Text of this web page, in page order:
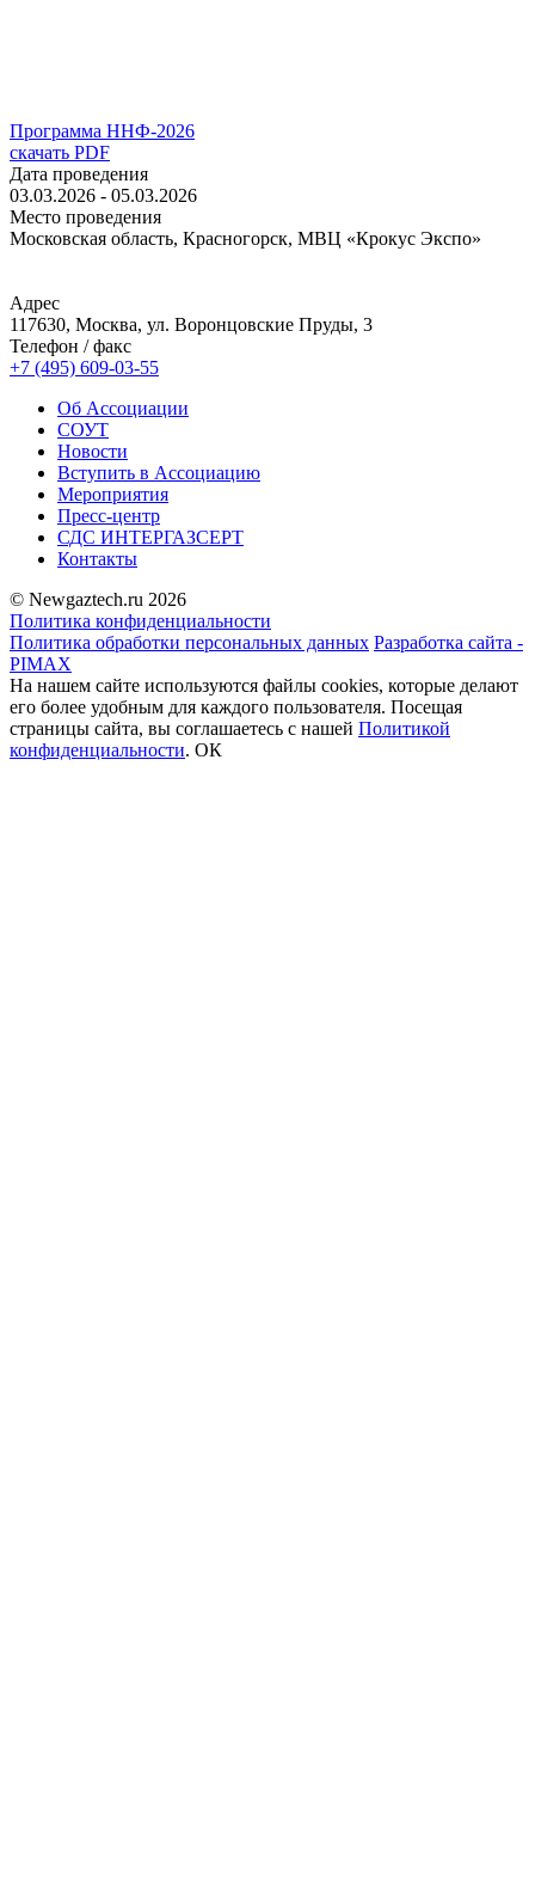
Программа ННФ-2026
скачать PDF
Дата проведения
03.03.2026 - 05.03.2026
Место проведения
Московская область, Красногорск, МВЦ «Крокус Экспо»
Адрес
117630, Москва, ул. Воронцовские Пруды, 3
Телефон / факс
+7 (495) 609-03-55
Об Ассоциации
СОУТ
Новости
Вступить в Ассоциацию
Мероприятия
Пресс-центр
СДС ИНТЕРГАЗСЕРТ
Контакты
© Newgaztech.ru 2026
Политика конфиденциальности
Политика обработки персональных данных Разработка сайта -
PIMAX
На нашем сайте используются файлы cookies, которые делают
его более удобным для каждого пользователя. Посещая
страницы сайта, вы соглашаетесь c нашей Политикой
конфиденциальности. ОК